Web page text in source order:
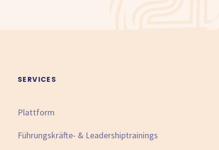
SERVICES
Plattform
Führungskräfte- & Leadershiptrainings